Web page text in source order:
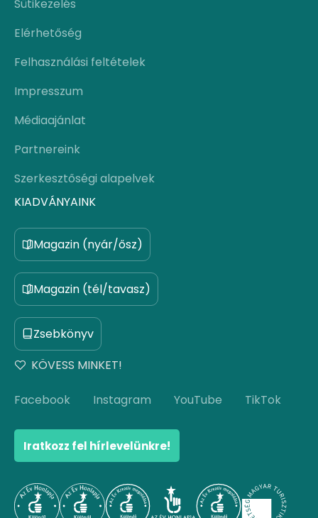
Sütikezelés
Elérhetőség
Felhasználási feltételek
Impresszum
Médiaajánlat
Partnereink
Szerkesztőségi alapelvek
KIADVÁNYAINK
Magazin (nyár/ősz)
Magazin (tél/tavasz)
Zsebkönyv
KÖVESS MINKET!
Facebook Instagram YouTube TikTok
Iratkozz fel hírlevelünkre!